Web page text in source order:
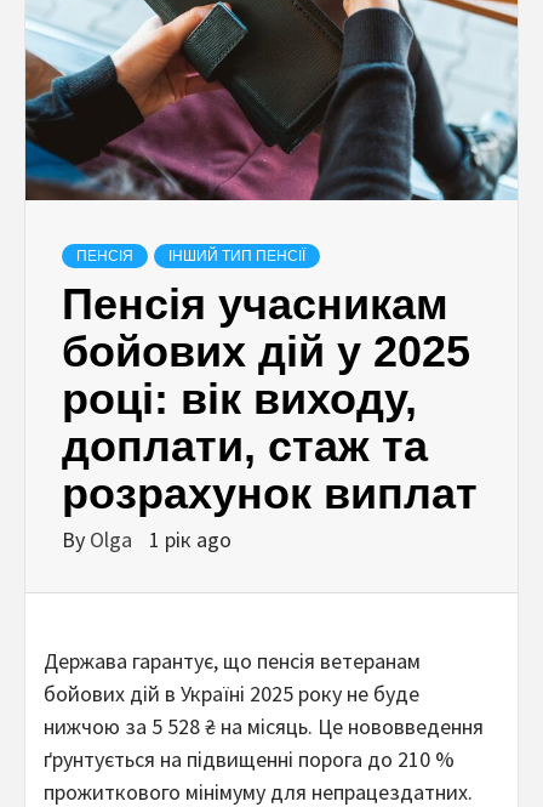
ПЕНСІЯ ІНШИЙ ТИП ПЕНСІЇ
Пенсія учасникам
бойових дій у 2025
році: вік виходу,
доплати, стаж та
розрахунок виплат
By Olga 1 рік ago
Держава гарантує, що пенсія ветеранам
бойових дій в Україні 2025 року не буде
нижчою за 5 528 ₴ на місяць. Це нововведення
ґрунтується на підвищенні порога до 210 %
прожиткового мінімуму для непрацездатних.